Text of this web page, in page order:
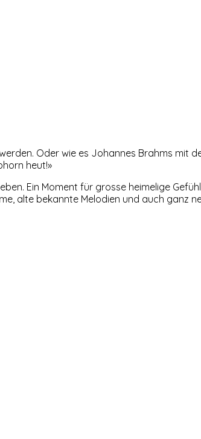
Oder wie es Johannes Brahms mit
heut!»
Ein Moment für grosse heimelige
alte bekannte Melodien und auch ganz